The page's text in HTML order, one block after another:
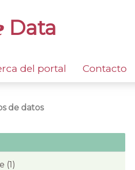
Data
del portal Contacto
de datos
(1)